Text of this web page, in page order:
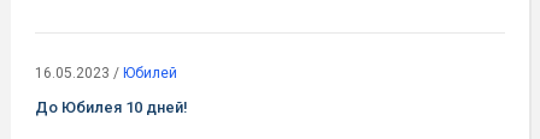
16.05.2023 / Юбилей
До Юбилея 10 дней!